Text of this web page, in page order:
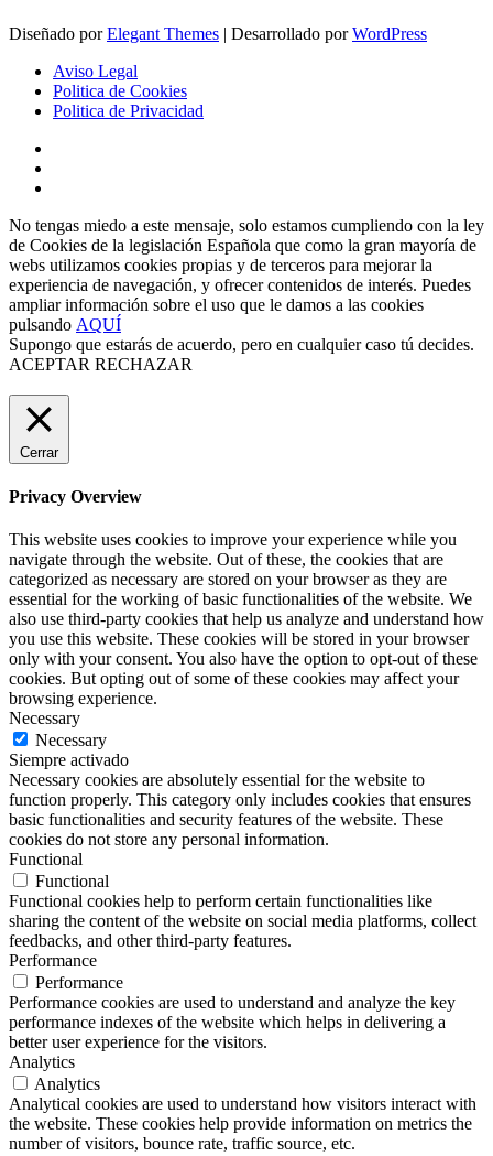
Diseñado porElegant Themes | Desarrollado porWordPress
Aviso Legal
Politica de Cookies
Politica de Privacidad
No tengas miedo a este mensaje, solo estamos cumpliendo con la ley
de Cookies de la legislación Española que como la gran mayoría de
webs utilizamos cookies propias y de terceros para mejorar la
experiencia de navegación, y ofrecer contenidos de interés. Puedes
ampliar información sobre el uso que le damos a las cookies
pulsando AQUÍ
Supongo que estarás de acuerdo, pero en cualquier caso tú decides.
ACEPTAR RECHAZAR
Cerrar
Privacy Overview
This website uses cookies to improve your experience while you
navigate through the website. Out of these, the cookies that are
categorized as necessary are stored on your browser as they are
essential for the working of basic functionalities of the website. We
also use third-party cookies that help us analyze and understand how
you use this website. These cookies will be stored in your browser
only with your consent. You also have the option to opt-out of these
cookies. But opting out of some of these cookies may affect your
browsing experience.
Necessary
Necessary
Siempre activado
Necessary cookies are absolutely essential for the website to
function properly. This category only includes cookies that ensures
basic functionalities and security features of the website. These
cookies do not store any personal information.
Functional
Functional
Functional cookies help to perform certain functionalities like
sharing the content of the website on social media platforms, collect
feedbacks, and other third-party features.
Performance
Performance
Performance cookies are used to understand and analyze the key
performance indexes of the website which helps in delivering a
better user experience for the visitors.
Analytics
Analytics
Analytical cookies are used to understand how visitors interact with
the website. These cookies help provide information on metrics the
number of visitors, bounce rate, traffic source, etc.